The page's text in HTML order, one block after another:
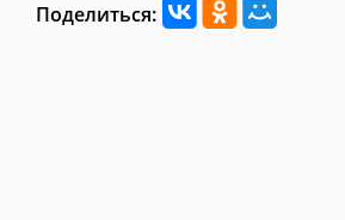
Поделиться: